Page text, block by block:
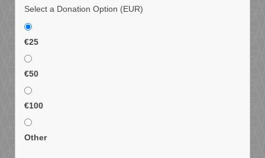
Select a Donation Option (EUR)
€25
€50
€100
Other